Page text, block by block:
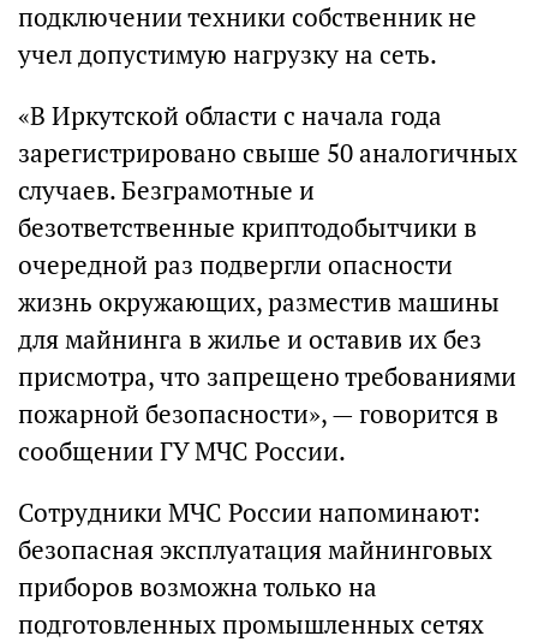
подключении техники собственник не
учел допустимую нагрузку на сеть.
«В Иркутской области с начала года
зарегистрировано свыше 50 аналогичных
случаев. Безграмотные и
безответственные криптодобытчики в
очередной раз подвергли опасности
жизнь окружающих, разместив машины
для майнинга в жилье и оставив их без
присмотра, что запрещено требованиями
пожарной безопасности», — говорится в
сообщении ГУ МЧС России.
Сотрудники МЧС России напоминают:
безопасная эксплуатация майнинговых
приборов возможна только на
подготовленных промышленных сетях